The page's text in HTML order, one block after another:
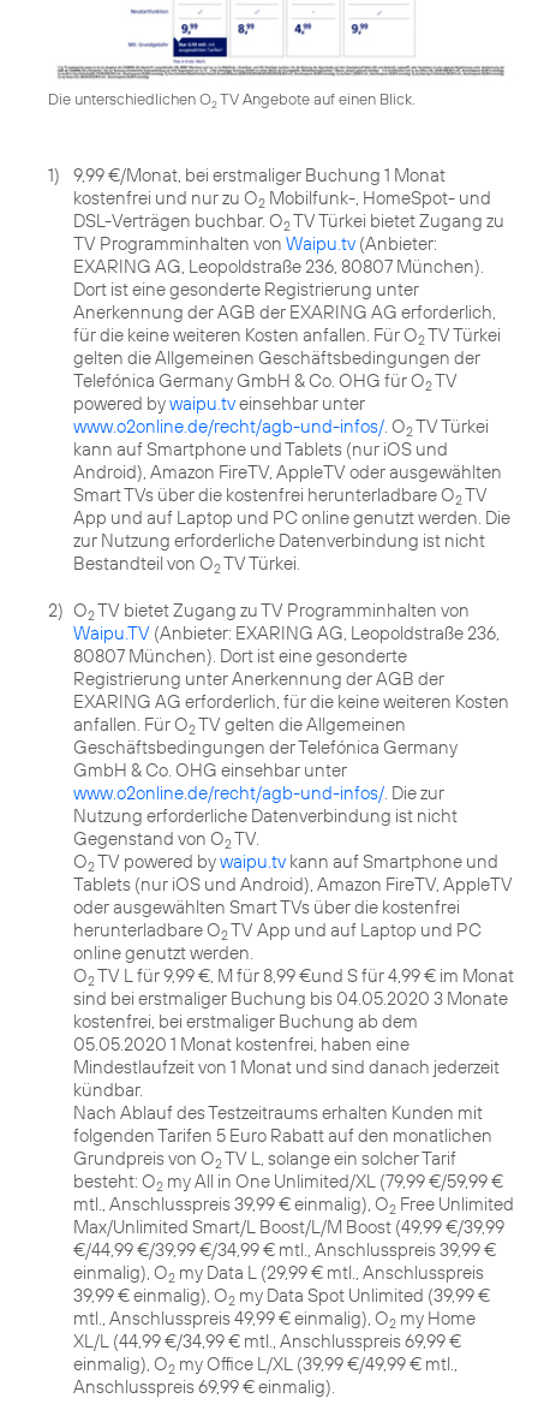
Die unterschiedlichen O2TV Angebote auf einen Blick.
1)
9,99 €/Monat, bei erstmaliger Buchung 1 Monat
kostenfrei und nur zu O2 Mobilfunk-, HomeSpot- und
DSL-Verträgen buchbar. O2TV Türkei bietet Zugang zu
TV Programminhalten von Waipu.tv (Anbieter:
EXARING AG, Leopoldstraße 236, 80807 München).
Dort ist eine gesonderte Registrierung unter
Anerkennung der AGB der EXARING AG erforderlich,
für die keine weiteren Kosten anfallen. Für O2TV Türkei
gelten die Allgemeinen Geschäftsbedingungen der
Telefónica Germany GmbH & Co. OHG für O2TV
powered bywaipu.tveinsehbar unter
www.o2online.de/recht/agb-und-infos/. O2TV Türkei
kann auf Smartphone und Tablets (nur iOS und
Android), Amazon FireTV, AppleTV oder ausgewählten
Smart TVs über die kostenfrei herunterladbare O2TV
App und auf Laptop und PC online genutzt werden. Die
zur Nutzung erforderliche Datenverbindung ist nicht
Bestandteil von O2TV Türkei.
2) O2TV bietet Zugang zu TV Programminhalten von
Waipu.TV (Anbieter: EXARING AG, Leopoldstraße 236,
80807 München). Dort ist eine gesonderte
Registrierung unter Anerkennung der AGB der
EXARING AG erforderlich, für die keine weiteren Kosten
anfallen. Für O2TV gelten die Allgemeinen
Geschäftsbedingungen der Telefónica Germany
GmbH & Co. OHG einsehbar unter
www.o2online.de/recht/agb-und-infos/. Die zur
Nutzung erforderliche Datenverbindung ist nicht
Gegenstand von O2TV.
O2TV powered bywaipu.tv kann auf Smartphone und
Tablets (nur iOS und Android), Amazon FireTV, AppleTV
oder ausgewählten Smart TVs über die kostenfrei
herunterladbare O2TV App und auf Laptop und PC
online genutzt werden.
O2TV L für 9,99 €, M für 8,99 €und S für 4,99 € im Monat
sind bei erstmaliger Buchung bis 04.05.2020 3 Monate
kostenfrei, bei erstmaliger Buchung ab dem
05.05.2020 1 Monat kostenfrei, haben eine
Mindestlaufzeit von 1 Monat und sind danach jederzeit
kündbar.
Nach Ablauf des Testzeitraums erhalten Kunden mit
folgenden Tarifen 5 Euro Rabatt auf den monatlichen
Grundpreis von O2TV L, solange ein solcher Tarif
besteht: O2 my All in One Unlimited/XL (79,99 €/59,99 €
mtl., Anschlusspreis 39,99 € einmalig), O2 Free Unlimited
Max/Unlimited Smart/L Boost/L/M Boost (49,99 €/39,99
€/44,99 €/39,99 €/34,99 € mtl., Anschlusspreis 39,99 €
einmalig), O2 my Data L (29,99 € mtl., Anschlusspreis
39,99 € einmalig), O2 my Data Spot Unlimited (39,99 €
mtl., Anschlusspreis 49,99 € einmalig), O2 my Home
XL/L (44,99 €/34,99 € mtl., Anschlusspreis 69,99 €
einmalig), O2 my Office L/XL (39,99 €/49,99 € mtl.,
Anschlusspreis 69,99 € einmalig).